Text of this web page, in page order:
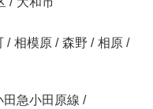
/ 相模原 / 森野 / 相原 /
田急小田原線 /